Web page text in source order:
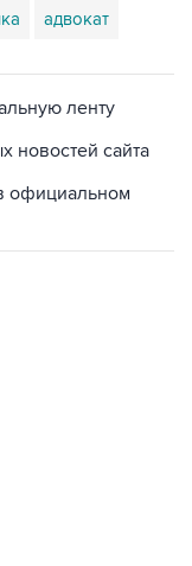
адвокат
ленту
новостей сайта
официальном